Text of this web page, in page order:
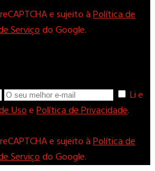
e sujeito àPolítica de
Serviçodo Google.
Li e
UsoePolítica de Privacidade.
e sujeito àPolítica de
Serviçodo Google.